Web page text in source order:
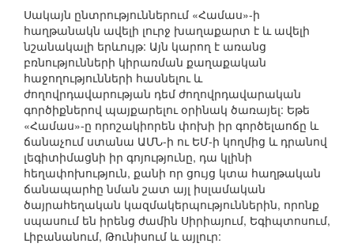
Սակայն ընտրություններում «Համաս»-ի
հաղթանակն ավելի լուրջ խաղաքարտ է և ավելի
նշանակալի երևույթ: Այն կարող է առանց
բռնությունների կիրառման քաղաքական
հաջողությունների հասնելու և
ժողովրդավարության դեմ ժողովրդավարական
գործիքներով պայքարելու օրինակ ծառայել: Եթե
«Համաս»-ը որոշակիորեն փոխի իր գործելաոճը և
ճանաչում ստանա ԱՄՆ-ի ու ԵՄ-ի կողմից և դրանով
լեգիտիմացնի իր գոյությունը, դա կլինի
հեղափոխություն, քանի որ ցույց կտա հաղթական
ճանապարհը նման շատ այլ իսլամական
ծայրահեղական կազմակերպություններին, որոնք
սպասում են իրենց ժամին Սիրիայում, Եգիպտոսում,
Լիբանանում, Թունիսում և այլուր: